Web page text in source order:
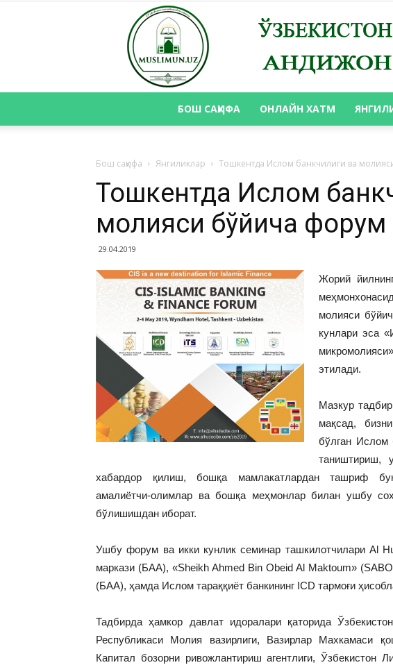
БОШ САҲИФА ОНЛАЙН ХАТМ
Бош саҳифа Янгиликлар Тошкентда Ислом банкчилиги ва
Тошкентда Ислом
молияси бўйича форум
29.04.2019
Жорий
молияси
кунлари эса
этилади.
Мазкур
мақсад,
бўлган Ислом
таништириш,
хабардор қилиш, бошқа мамлакатлардан ташриф
амалиётчи-олимлар ва бошқа меҳмонлар билан ушбу
бўлишишдан иборат.
Ушбу форум ва икки кунлик семинар ташкилотчилари Al
маркази (БАА), «Sheikh Ahmed Bin Obeid Al Maktoum»
(БАА), ҳамда Ислом тараққиёт банкининг ICD тармоғи
Тадбирда ҳамкор давлат идоралари қаторида
Республикаси Молия вазирлиги, Вазирлар Махкамаси
Капитал бозорни ривожлантириш агентлиги, Ўзбекистон